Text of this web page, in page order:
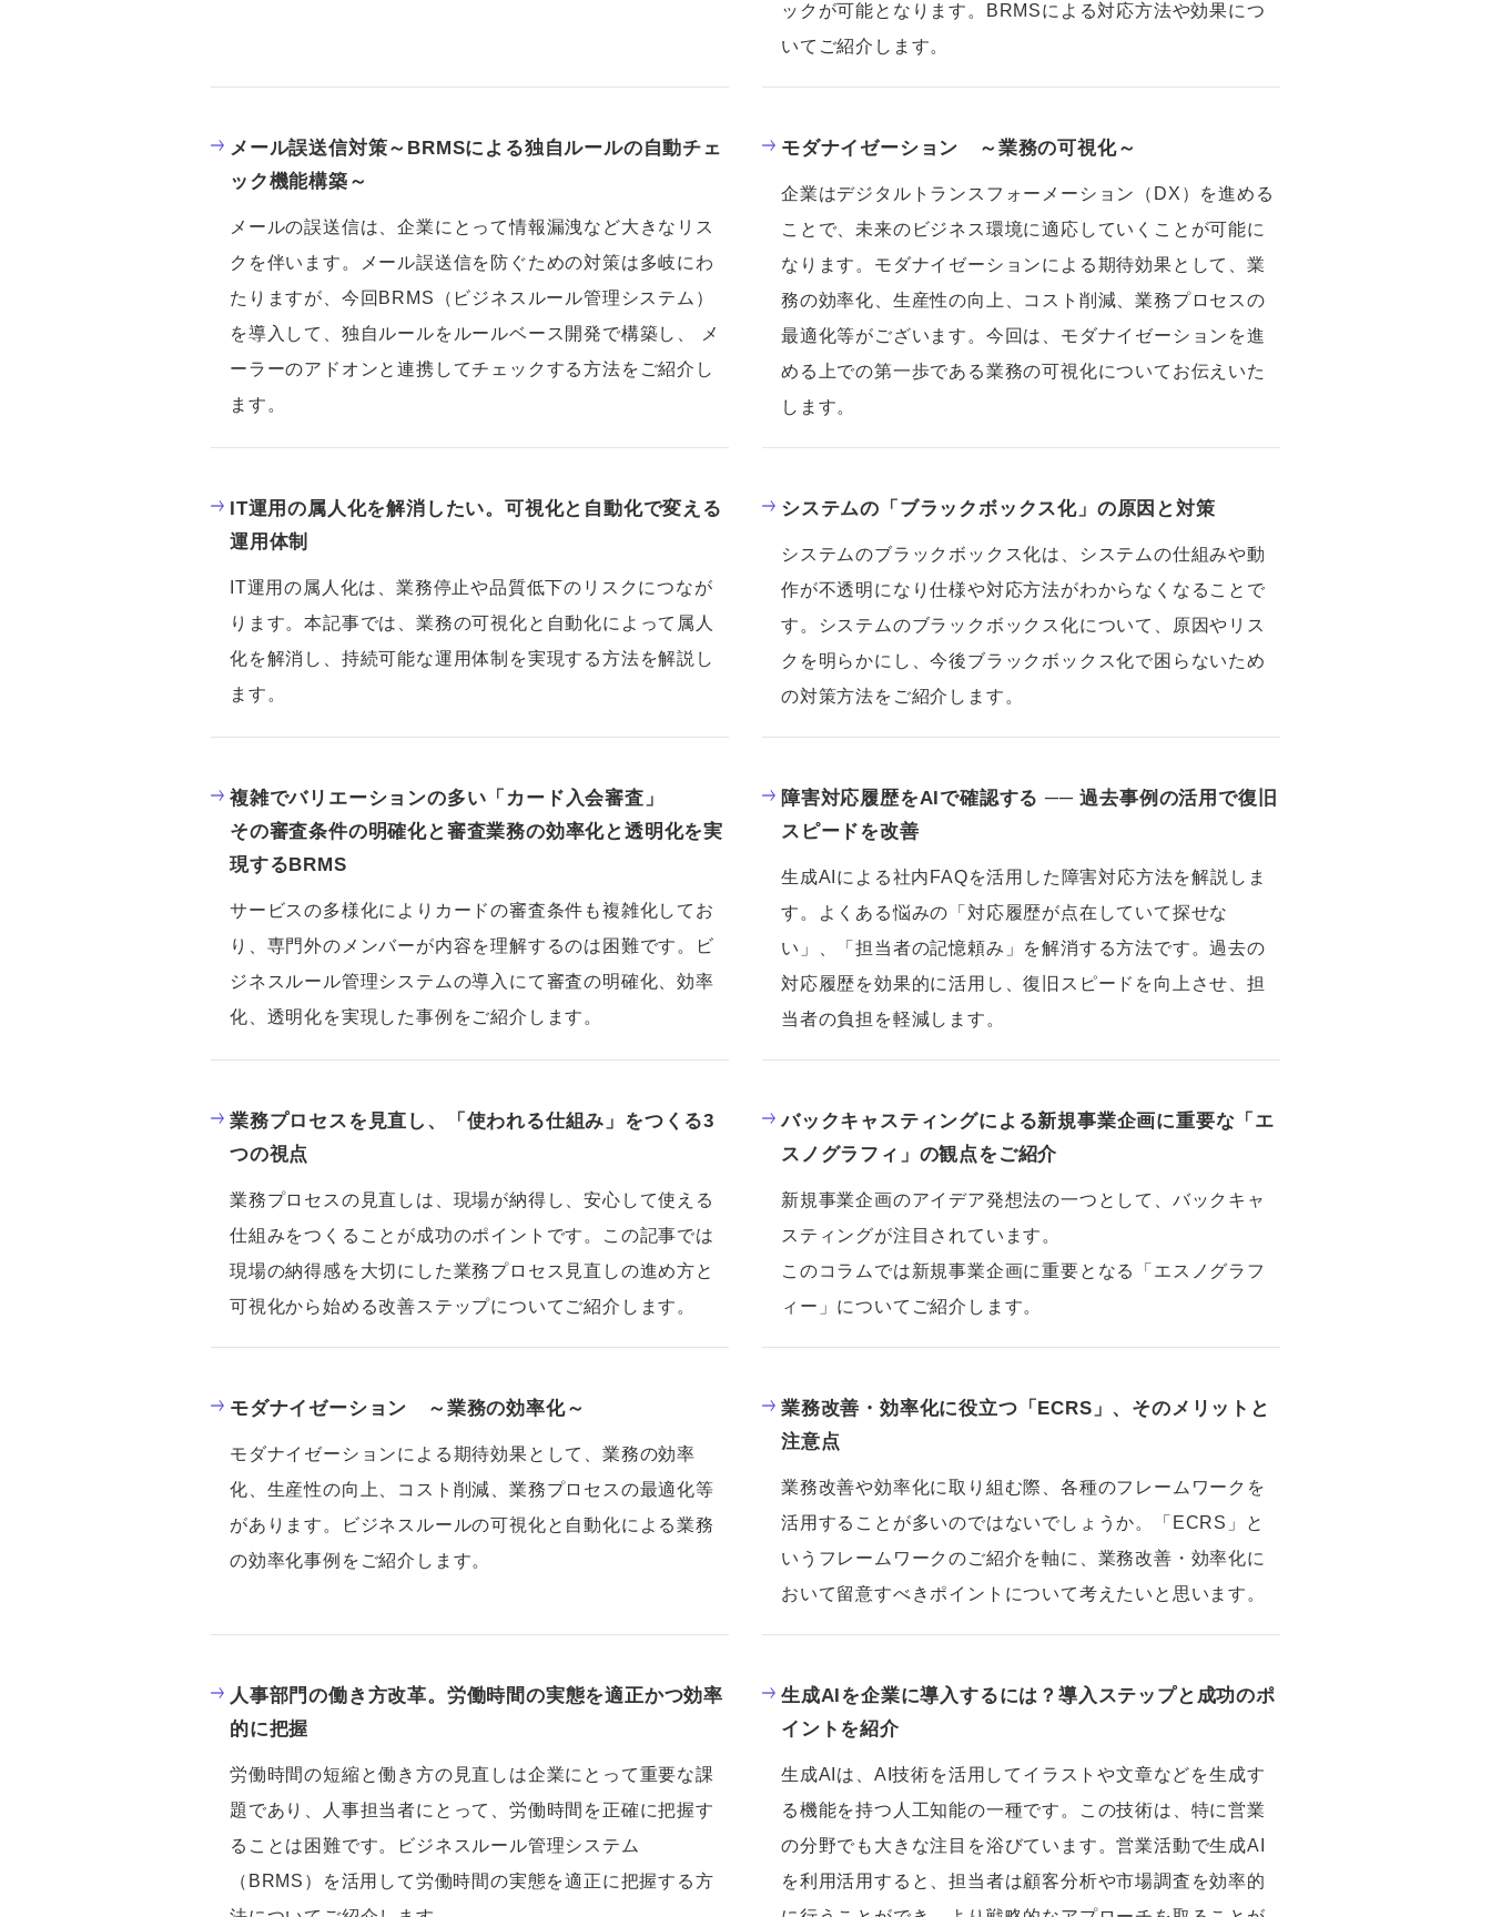
ックが可能となります。BRMSによる対応方法や効果につ
いてご紹介します。
メール誤送信対策～BRMSによる独自ルールの自動チェ
ック機能構築～
メールの誤送信は、企業にとって情報漏洩など大きなリス
クを伴います。メール誤送信を防ぐための対策は多岐にわ
たりますが、今回BRMS（ビジネスルール管理システム）
を導入して、独自ルールをルールベース開発で構築し、 メ
ーラーのアドオンと連携してチェックする方法をご紹介し
ます。
モダナイゼーション ～業務の可視化～
企業はデジタルトランスフォーメーション（DX）を進める
ことで、未来のビジネス環境に適応していくことが可能に
なります。モダナイゼーションによる期待効果として、業
務の効率化、生産性の向上、コスト削減、業務プロセスの
最適化等がございます。今回は、モダナイゼーションを進
める上での第一歩である業務の可視化についてお伝えいた
します。
IT運用の属人化を解消したい。可視化と自動化で変える
運用体制
IT運用の属人化は、業務停止や品質低下のリスクにつなが
ります。本記事では、業務の可視化と自動化によって属人
化を解消し、持続可能な運用体制を実現する方法を解説し
ます。
システムの「ブラックボックス化」の原因と対策
システムのブラックボックス化は、システムの仕組みや動
作が不透明になり仕様や対応方法がわからなくなることで
す。システムのブラックボックス化について、原因やリス
クを明らかにし、今後ブラックボックス化で困らないため
の対策方法をご紹介します。
複雑でバリエーションの多い「カード入会審査」
その審査条件の明確化と審査業務の効率化と透明化を実
現するBRMS
サービスの多様化によりカードの審査条件も複雑化してお
り、専門外のメンバーが内容を理解するのは困難です。ビ
ジネスルール管理システムの導入にて審査の明確化、効率
化、透明化を実現した事例をご紹介します。
障害対応履歴をAIで確認する ── 過去事例の活用で復旧
スピードを改善
生成AIによる社内FAQを活用した障害対応方法を解説しま
す。よくある悩みの「対応履歴が点在していて探せな
い」、「担当者の記憶頼み」を解消する方法です。過去の
対応履歴を効果的に活用し、復旧スピードを向上させ、担
当者の負担を軽減します。
業務プロセスを見直し、「使われる仕組み」をつくる3
つの視点
業務プロセスの見直しは、現場が納得し、安心して使える
仕組みをつくることが成功のポイントです。この記事では
現場の納得感を大切にした業務プロセス見直しの進め方と
可視化から始める改善ステップについてご紹介します。
バックキャスティングによる新規事業企画に重要な「エ
スノグラフィ」の観点をご紹介
新規事業企画のアイデア発想法の一つとして、バックキャ
スティングが注目されています。
このコラムでは新規事業企画に重要となる「エスノグラフ
ィー」についてご紹介します。
モダナイゼーション ～業務の効率化～
モダナイゼーションによる期待効果として、業務の効率
化、生産性の向上、コスト削減、業務プロセスの最適化等
があります。ビジネスルールの可視化と自動化による業務
の効率化事例をご紹介します。
業務改善・効率化に役立つ「ECRS」、そのメリットと
注意点
業務改善や効率化に取り組む際、各種のフレームワークを
活用することが多いのではないでしょうか。「ECRS」と
いうフレームワークのご紹介を軸に、業務改善・効率化に
おいて留意すべきポイントについて考えたいと思います。
人事部門の働き方改革。労働時間の実態を適正かつ効率
的に把握
労働時間の短縮と働き方の見直しは企業にとって重要な課
題であり、人事担当者にとって、労働時間を正確に把握す
ることは困難です。ビジネスルール管理システム
（BRMS）を活用して労働時間の実態を適正に把握する方
生成AIを企業に導入するには？導入ステップと成功のポ
イントを紹介
生成AIは、AI技術を活用してイラストや文章などを生成す
る機能を持つ人工知能の一種です。この技術は、特に営業
の分野でも大きな注目を浴びています。営業活動で生成AI
を利用活用すると、担当者は顧客分析や市場調査を効率的